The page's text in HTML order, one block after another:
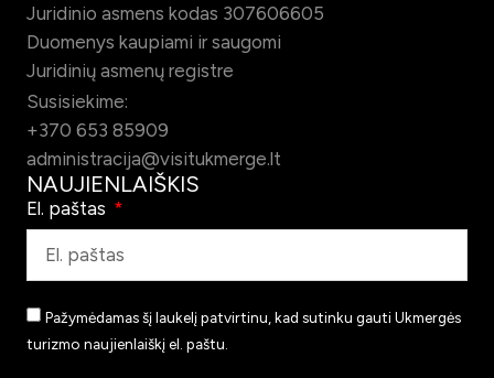
Juridinio asmens kodas 307606605
Duomenys kaupiami ir saugomi
Juridinių asmenų registre
Susisiekime:
+370 653 85909
administracija@visitukmerge.lt
NAUJIENLAIŠKIS
El. paštas
Pažymėdamas šį laukelį patvirtinu, kad sutinku gauti Ukmergės
turizmo naujienlaiškį el. paštu.